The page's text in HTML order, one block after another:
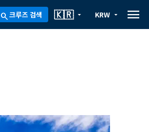
search크루즈 검색 arrow_drop_down
🇰🇷 arrow_drop_down
KRW menu